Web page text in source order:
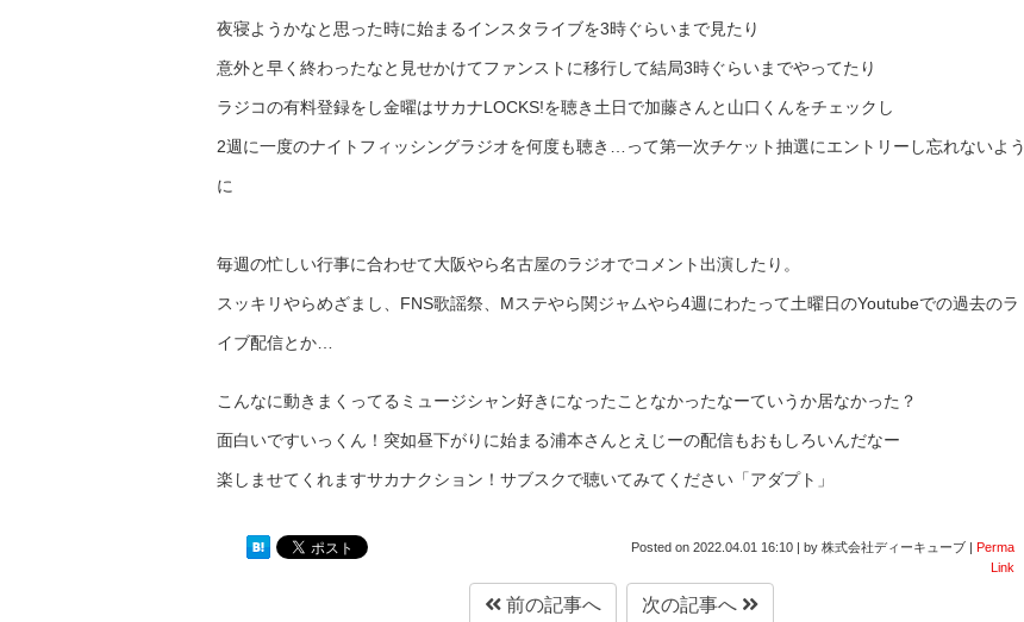
夜寝ようかなと思った時に始まるインスタライブを3時ぐらいまで見たり
意外と早く終わったなと見せかけてファンストに移行して結局3時ぐらいまでやってたり
ラジコの有料登録をし金曜はサカナLOCKS!を聴き土日で加藤さんと山口くんをチェックし
2週に一度のナイトフィッシングラジオを何度も聴き…って第一次チケット抽選にエントリーし忘れないよう
に
毎週の忙しい行事に合わせて大阪やら名古屋のラジオでコメント出演したり。
スッキリやらめざまし、FNS歌謡祭、Mステやら関ジャムやら4週にわたって土曜日のYoutubeでの過去のラ
イブ配信とか…
こんなに動きまくってるミュージシャン好きになったことなかったなーていうか居なかった？
面白いですいっくん！突如昼下がりに始まる浦本さんとえじーの配信もおもしろいんだなー
楽しませてくれますサカナクション！サブスクで聴いてみてください「アダプト」
Posted on 2022.04.01 16:10 | by 株式会社ディーキューブ | Perma
Link
前の記事へ 次の記事へ